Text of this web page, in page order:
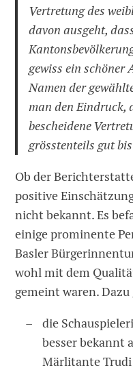
Vertretung des
davon ausgeht,
gewiss ein schöner
Namen der
man den Eindruck,
bescheidene
grösstenteils gut
Ob der
positive
nicht bekannt. Es
einige prominente
Basler
wohl mit dem
gemeint waren.
die
besser bekannt
Märlitante Trudi